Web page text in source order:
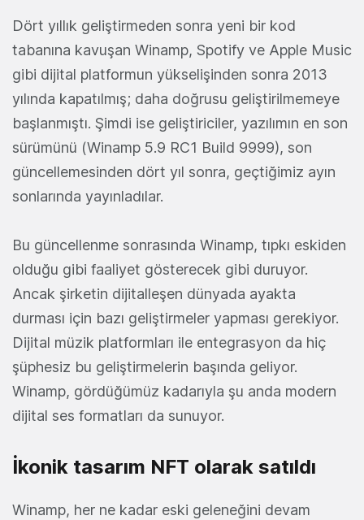
Dört yıllık geliştirmeden sonra yeni bir kod
tabanına kavuşan Winamp, Spotify ve Apple Music
gibi dijital platformun yükselişinden sonra 2013
yılında kapatılmış; daha doğrusu geliştirilmemeye
başlanmıştı. Şimdi ise geliştiriciler, yazılımın en son
sürümünü (Winamp 5.9 RC1 Build 9999), son
güncellemesinden dört yıl sonra, geçtiğimiz ayın
sonlarında yayınladılar.
Bu güncellenme sonrasında Winamp, tıpkı eskiden
olduğu gibi faaliyet gösterecek gibi duruyor.
Ancak şirketin dijitalleşen dünyada ayakta
durması için bazı geliştirmeler yapması gerekiyor.
Dijital müzik platformları ile entegrasyon da hiç
şüphesiz bu geliştirmelerin başında geliyor.
Winamp, gördüğümüz kadarıyla şu anda modern
dijital ses formatları da sunuyor.
İkonik tasarım NFT olarak satıldı
Winamp, her ne kadar eski geleneğini devam